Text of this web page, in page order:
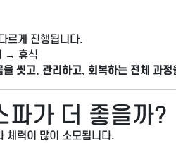
르게 진행됩니다.
→ 휴식
을 씻고, 관리하고, 회복하는 전체 과정
파가 더 좋을까?
체력이 많이 소모됩니다.